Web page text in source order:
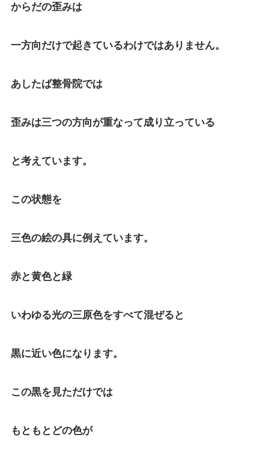
からだの歪みは
一方向だけで起きているわけではありません。
あしたば整骨院では
歪みは三つの方向が重なって成り立っている
と考えています。
この状態を
三色の絵の具に例えています。
赤と黄色と緑
いわゆる光の三原色をすべて混ぜると
黒に近い色になります。
この黒を見ただけでは
もともとどの色が